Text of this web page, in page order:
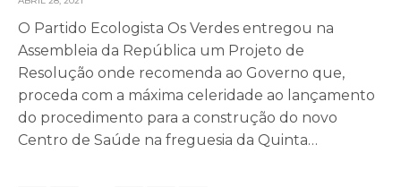
O Partido Ecologista Os Verdes entregou na
Assembleia da República um Projeto de
Resolução onde recomenda ao Governo que,
proceda com a máxima celeridade ao lançamento
do procedimento para a construção do novo
Centro de Saúde na freguesia da Quinta…